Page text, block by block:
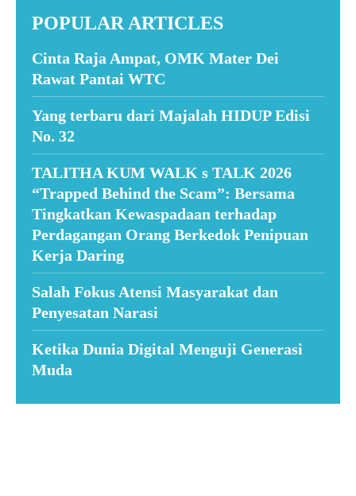
POPULAR ARTICLES
Cinta Raja Ampat, OMK Mater Dei
Rawat Pantai WTC
Yang terbaru dari Majalah HIDUP Edisi
No. 32
TALITHA KUM WALK s TALK 2026
“Trapped Behind the Scam”: Bersama
Tingkatkan Kewaspadaan terhadap
Perdagangan Orang Berkedok Penipuan
Kerja Daring
Salah Fokus Atensi Masyarakat dan
Penyesatan Narasi
Ketika Dunia Digital Menguji Generasi
Muda